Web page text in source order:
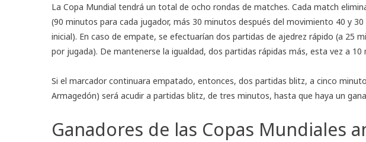
La Copa Mundial tendrá un total de ocho rondas de matches. Cada match
(90 minutos para cada jugador, más 30 minutos después del movimiento 40 y
inicial). En caso de empate, se efectuarían dos partidas de ajedrez rápido (a 25
por jugada). De mantenerse la igualdad, dos partidas rápidas más, esta vez a
Si el marcador continuara empatado, entonces, dos partidas blitz, a cinco
Armagedón) será acudir a partidas blitz, de tres minutos, hasta que haya un
Ganadores de las Copas Mundiales